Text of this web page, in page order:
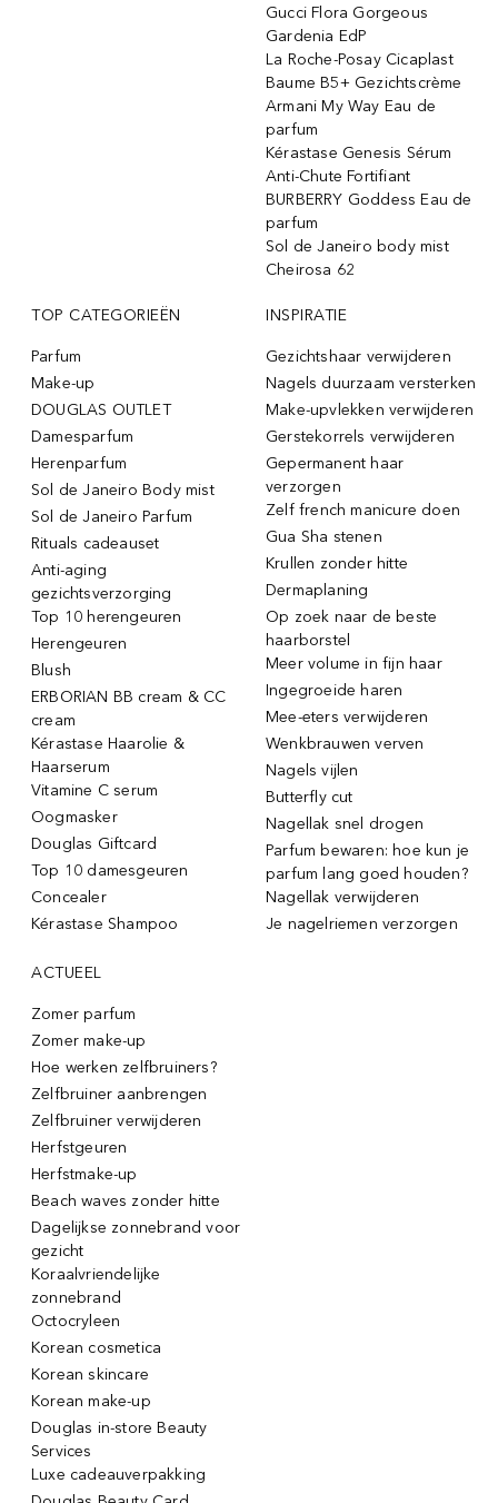
Gucci Flora Gorgeous
Gardenia EdP
La Roche-Posay Cicaplast
Baume B5+ Gezichtscrème
Armani My Way Eau de
parfum
Kérastase Genesis Sérum
Anti-Chute Fortifiant
BURBERRY Goddess Eau de
parfum
Sol de Janeiro body mist
Cheirosa 62
TOP CATEGORIEËN
Parfum
Make-up
DOUGLAS OUTLET
Damesparfum
Herenparfum
Sol de Janeiro Body mist
Sol de Janeiro Parfum
Rituals cadeauset
Anti-aging
gezichtsverzorging
Top 10 herengeuren
Herengeuren
Blush
ERBORIAN BB cream & CC
cream
Kérastase Haarolie &
Haarserum
Vitamine C serum
Oogmasker
Douglas Giftcard
Top 10 damesgeuren
Concealer
Kérastase Shampoo
INSPIRATIE
Gezichtshaar verwijderen
Nagels duurzaam versterken
Make-upvlekken verwijderen
Gerstekorrels verwijderen
Gepermanent haar
verzorgen
Zelf french manicure doen
Gua Sha stenen
Krullen zonder hitte
Dermaplaning
Op zoek naar de beste
haarborstel
Meer volume in fijn haar
Ingegroeide haren
Mee-eters verwijderen
Wenkbrauwen verven
Nagels vijlen
Butterfly cut
Nagellak snel drogen
Parfum bewaren: hoe kun je
parfum lang goed houden?
Nagellak verwijderen
Je nagelriemen verzorgen
ACTUEEL
Zomer parfum
Zomer make-up
Hoe werken zelfbruiners?
Zelfbruiner aanbrengen
Zelfbruiner verwijderen
Herfstgeuren
Herfstmake-up
Beach waves zonder hitte
Dagelijkse zonnebrand voor
gezicht
Koraalvriendelijke
zonnebrand
Octocryleen
Korean cosmetica
Korean skincare
Korean make-up
Douglas in-store Beauty
Services
Luxe cadeauverpakking